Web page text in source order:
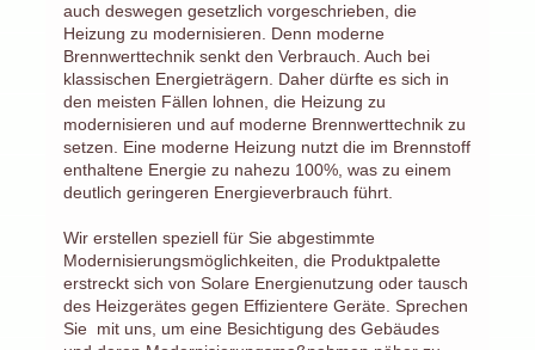
auch deswegen gesetzlich vorgeschrieben, die
Heizung zu modernisieren. Denn moderne
Brennwerttechnik senkt den Verbrauch. Auch bei
klassischen Energieträgern. Daher dürfte es sich in
den meisten Fällen lohnen, die Heizung zu
modernisieren und auf moderne Brennwerttechnik zu
setzen. Eine moderne Heizung nutzt die im Brennstoff
enthaltene Energie zu nahezu 100%, was zu einem
deutlich geringeren Energieverbrauch führt.
Wir erstellen speziell für Sie abgestimmte
Modernisierungsmöglichkeiten, die Produktpalette
erstreckt sich von Solare Energienutzung oder tausch
des Heizgerätes gegen Effizientere Geräte. Sprechen
Sie mit uns, um eine Besichtigung des Gebäudes